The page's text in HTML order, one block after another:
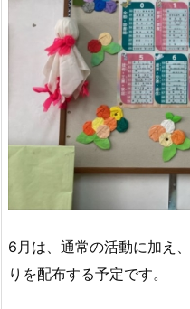
6月は、通常の活動に加え
りを配布する予定です。